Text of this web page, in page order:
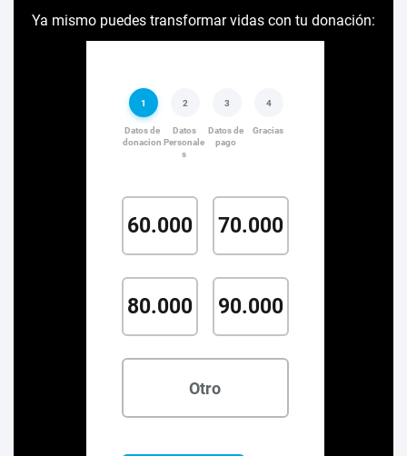
Ya mismo puedes transformar vidas con tu donación: